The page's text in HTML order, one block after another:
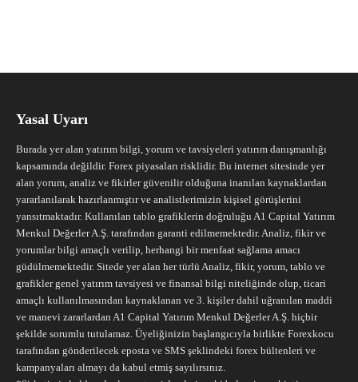
Yasal Uyarı
Burada yer alan yatırım bilgi, yorum ve tavsiyeleri yatırım danışmanlığı
kapsamında değildir. Forex piyasaları risklidir. Bu internet sitesinde yer
alan yorum, analiz ve fikirler güvenilir olduğuna inanılan kaynaklardan
yararlanılarak hazırlanmıştır ve analistlerimizin kişisel görüşlerini
yansıtmaktadır. Kullanılan tablo grafiklerin doğruluğu A1 Capital Yatırım
Menkul Değerler A.Ş. tarafından garanti edilmemektedir. Analiz, fikir ve
yorumlar bilgi amaçlı verilip, herhangi bir menfaat sağlama amacı
güdülmemektedir. Sitede yer alan her türlü Analiz, fikir, yorum, tablo ve
grafikler genel yatırım tavsiyesi ve finansal bilgi niteliğinde olup, ticari
amaçlı kullanılmasından kaynaklanan ve 3. kişiler dahil uğranılan maddi
ve manevi zararlardan A1 Capital Yatırım Menkul Değerler A.Ş. hiçbir
şekilde sorumlu tutulamaz. Üyeliğinizin başlangıcıyla birlikte Forexkocu
tarafından gönderilecek eposta ve SMS şeklindeki forex bültenleri ve
kampanyaları almayı da kabul etmiş sayılırsınız.